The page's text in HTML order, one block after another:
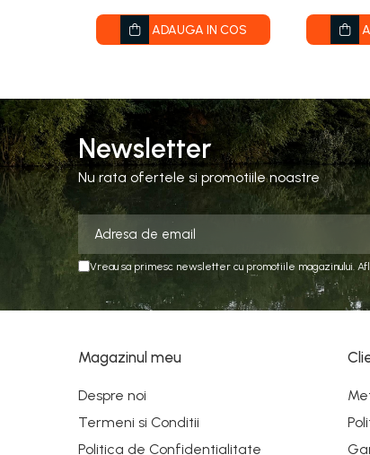
ADAUGA IN COS
Newsletter
Nu rata ofertele si promotiile noastre
Vreau sa primesc newsletter cu promotiile magazinului.
Magazinul meu
Despre noi
Termeni si Conditii
Politica de Confidentialitate